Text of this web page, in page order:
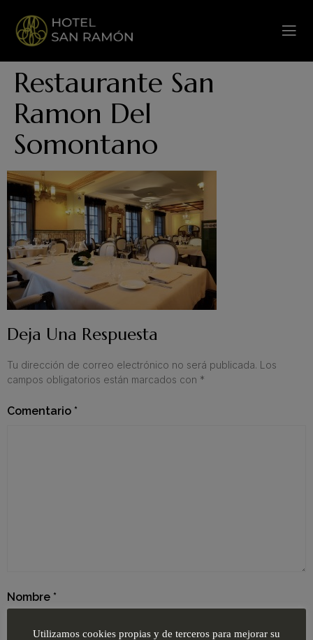
Restaurante San
Ramon Del
Somontano
Deja Una Respuesta
Tu dirección de correo electrónico no será publicada. Los
campos obligatorios están marcados con *
Comentario *
Nombre *
Utilizamos cookies propias y de terceros para mejorar su